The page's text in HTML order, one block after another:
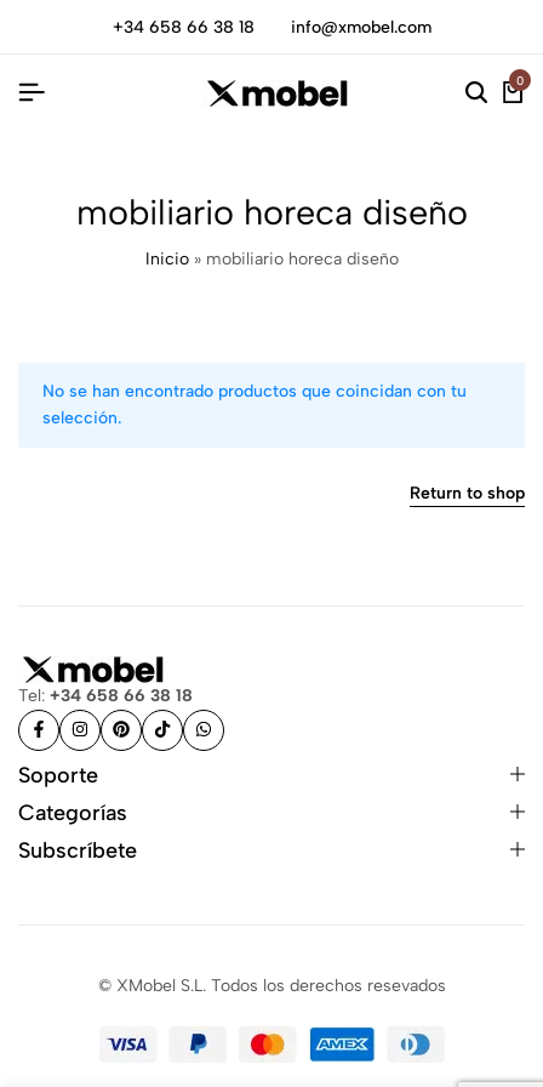
+34 658 66 38 18 info@xmobel.com
0
mobiliario horeca diseño
Inicio» mobiliario horeca diseño
No se han encontrado productos que coincidan con tu
selección.
Return to shop
Tel: +34 658 66 38 18
Soporte
Categorías
Subscríbete
© XMobel S.L. Todos los derechos resevados